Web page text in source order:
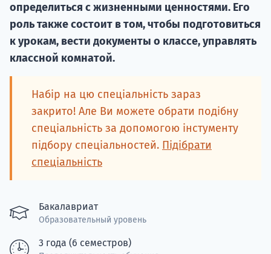
определиться с жизненными ценностями. Его
роль также состоит в том, чтобы подготовиться
к урокам, вести документы о классе, управлять
классной комнатой.
Набір на цю спеціальність зараз
закрито! Але Ви можете обрати подібну
спеціальність за допомогою інстументу
підбору спеціальностей. Підібрати
спеціальність
Бакалавриат
Образовательный уровень
3 года (6 семестров)